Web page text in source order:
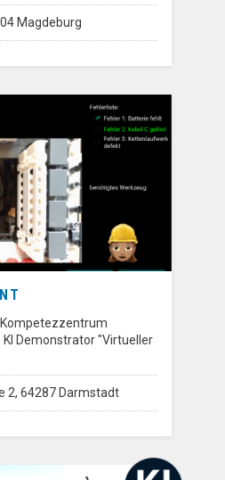
Magdeburg
Demonstrator "Virtueller
2, 64287 Darmstadt